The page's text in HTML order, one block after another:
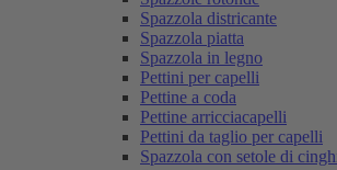
Spazzola districante
Spazzola piatta
Spazzola in legno
Pettini per capelli
Pettine a coda
Pettine arricciacapelli
Pettini da taglio per capelli
Spazzola con setole di